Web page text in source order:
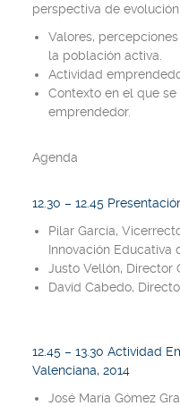
perspectiva de
Valores,
la población activa.
Actividad
Contexto en el que
emprendedor.
Agenda
12.30 – 12.45
Pilar García,
Innovación Educativa
Justo Vellón, Director
David Cabedo,
12.45 – 13.30 Actividad
Valenciana, 2014
José María Gómez